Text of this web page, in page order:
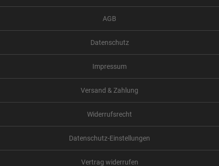
AGB
Datenschutz
Impressum
Versand & Zahlung
Widerrufsrecht
Datenschutz-Einstellungen
Vertrag widerrufen